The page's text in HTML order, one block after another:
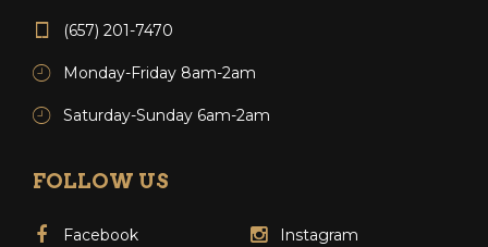
(657) 201-7470
Monday-Friday 8am-2am
Saturday-Sunday 6am-2am
FOLLOW US
Facebook Instagram